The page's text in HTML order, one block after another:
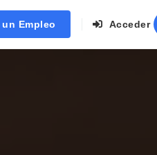
Empleo Acceder